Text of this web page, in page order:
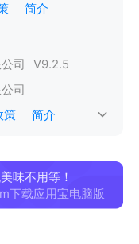
简介
司 V9.2.5
司
策 简介
味不用等！
下载应用宝电脑版